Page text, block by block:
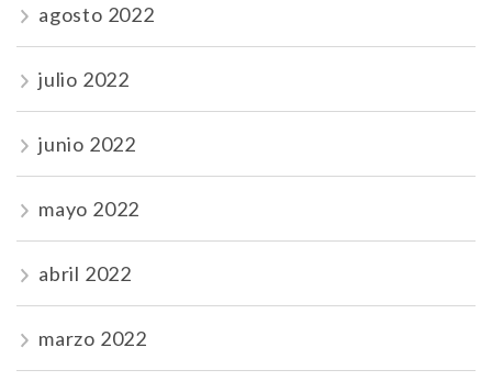
agosto 2022
julio 2022
junio 2022
mayo 2022
abril 2022
marzo 2022